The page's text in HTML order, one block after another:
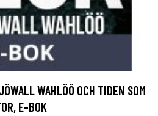
WAHLÖÖ OCH TIDEN SOM
E-BOK